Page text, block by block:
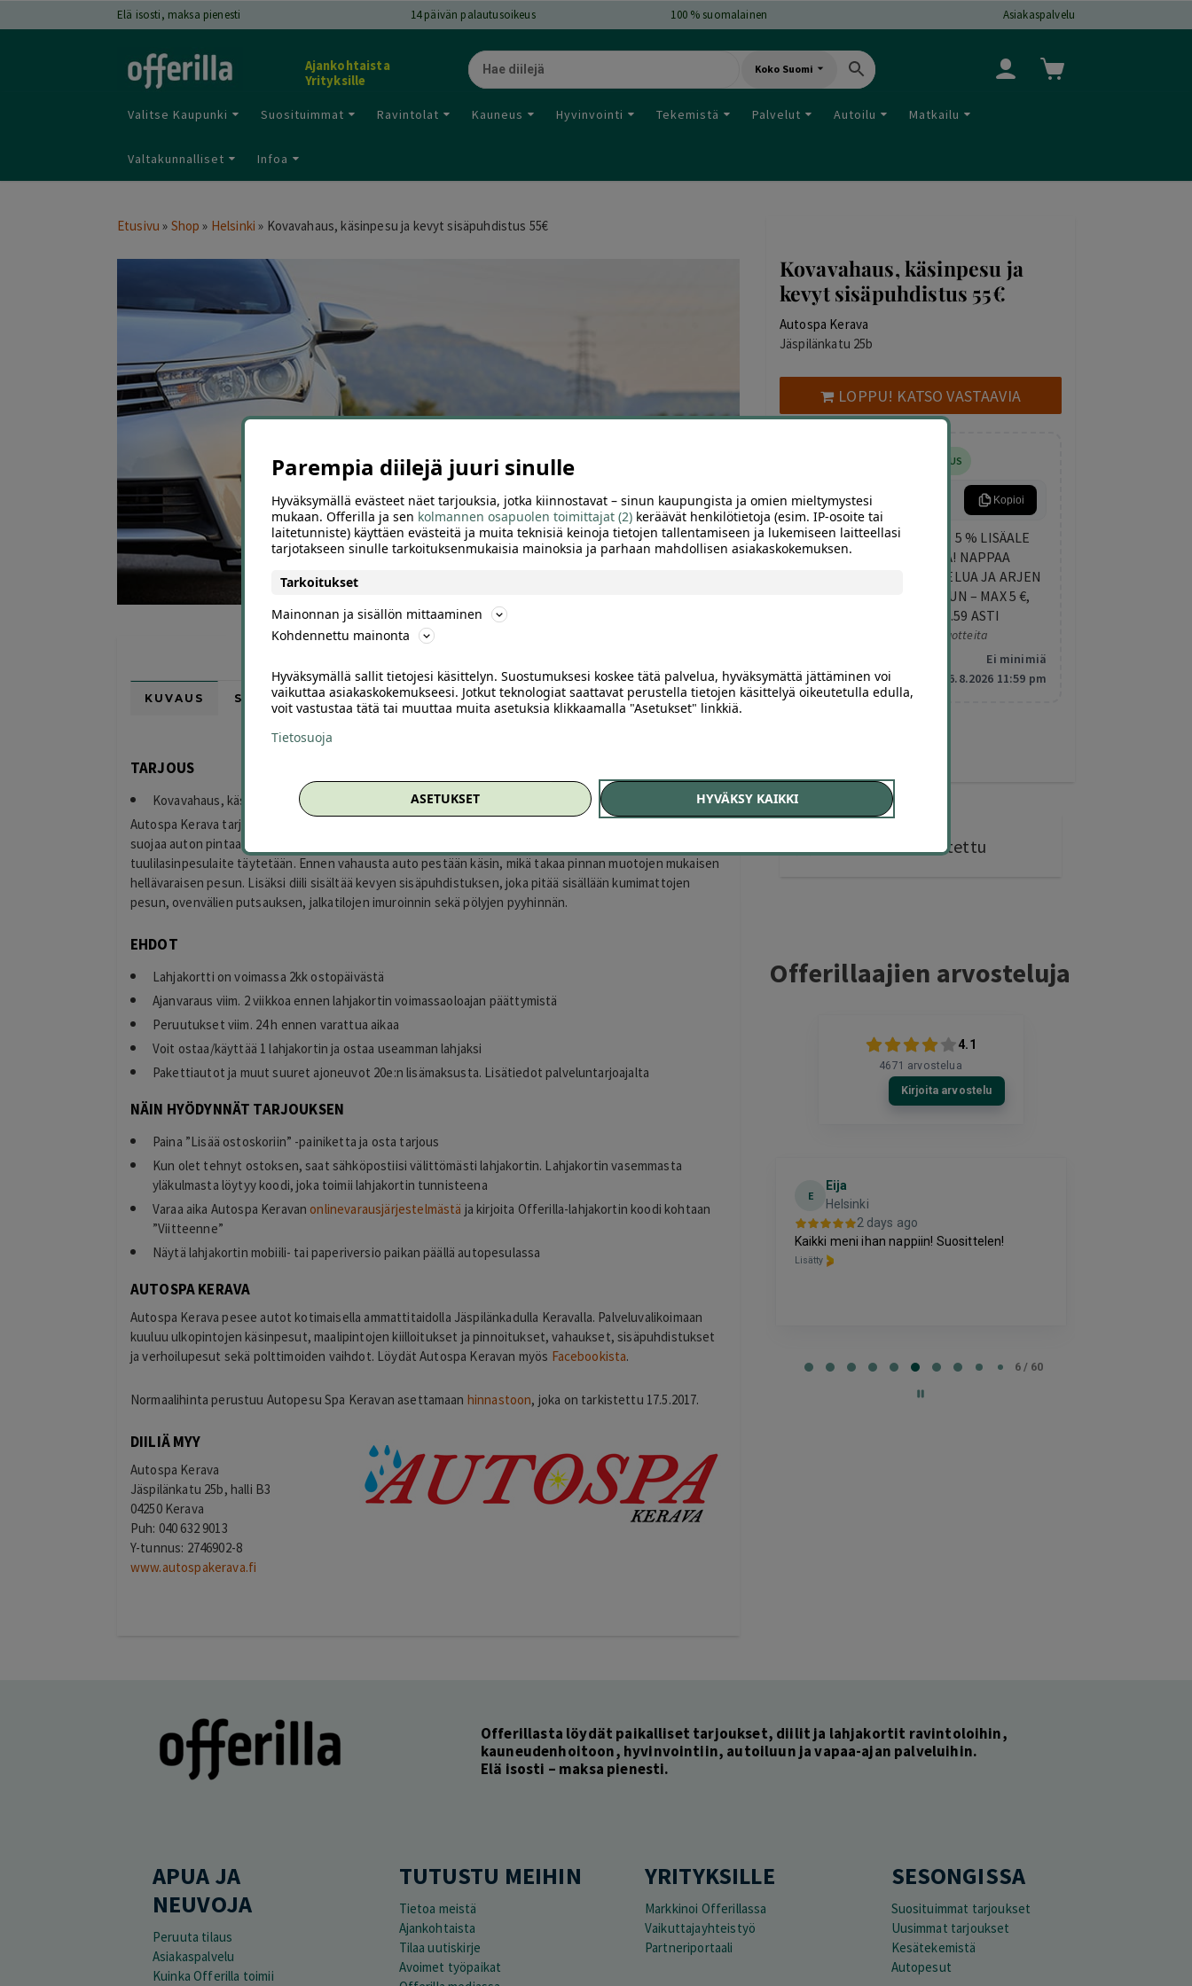
Elä isosti, maksa pienesti 14päivän palautusoikeus 100 % suomalainen Asiakaspalvelu
Ajankohtaista
Yrityksille
Koko Suomi
Valitse Kaupunki Suosituimmat Ravintolat Kauneus Hyvinvointi Tekemistä Palvelut Autoilu Matkailu
Valtakunnalliset Infoa
Etusivu » Shop » Helsinki » Kovavahaus, käsinpesu ja kevyt sisäpuhdistus 55€
KUVAUS SIJAINTI KARTALLA SUOSITTELE
TARJOUS
Kovavahaus, käsinpesu ja kevyt sisäpuhdistus 55€ (arvo 100€)
Autospa Kerava tarjoaa nyt auton kovavahauksen, käsinpesun ja kevyen sisäpuhdistuksen. Kovavahaus
suojaa auton pintaa ympäristöhaitoilta ja antaa lisäksi pinnalle kiiltoa. Vahauksen yhteydessä auton
tuulilasinpesulaite täytetään. Ennen vahausta auto pestään käsin, mikä takaa pinnan muotojen mukaisen
hellävaraisen pesun. Lisäksi diili sisältää kevyen sisäpuhdistuksen, joka pitää sisällään kumimattojen
pesun, ovenvälien putsauksen, jalkatilojen imuroinnin sekä pölyjen pyyhinnän.
EHDOT
Lahjakortti on voimassa 2kk ostopäivästä
Ajanvaraus viim. 2 viikkoa ennen lahjakortin voimassaoloajan päättymistä
Peruutukset viim. 24 h ennen varattua aikaa
Voit ostaa/käyttää 1 lahjakortin ja ostaa useamman lahjaksi
Pakettiautot ja muut suuret ajoneuvot 20e:n lisämaksusta. Lisätiedot palveluntarjoajalta
NÄIN HYÖDYNNÄT TARJOUKSEN
Paina ”Lisää ostoskoriin” -painiketta ja osta tarjous
Kun olet tehnyt ostoksen, saat sähköpostiisi välittömästi lahjakortin. Lahjakortin vasemmasta
yläkulmasta löytyy koodi, joka toimii lahjakortin tunnisteena
Varaa aika Autospa Keravanonlinevarausjärjestelmästä ja kirjoita Offerilla-lahjakortin koodi kohtaan
”Viitteenne”
Näytä lahjakortin mobiili- tai paperiversio paikan päällä autopesulassa
AUTOSPA KERAVA
Autospa Kerava pesee autot kotimaisella ammattitaidolla Jäspilänkadulla Keravalla. Palveluvalikoimaan
kuuluu ulkopintojen käsinpesut, maalipintojen kiilloitukset ja pinnoitukset, vahaukset, sisäpuhdistukset
ja verhoilupesut sekä polttimoiden vaihdot. Löydät Autospa Keravan myös Facebookista.
Normaalihinta perustuu Autopesu Spa Keravan asettamaan hinnastoon, joka on tarkistettu 17.5.2017.
DIILIÄ MYY
Autospa Kerava
Jäspilänkatu 25b, halli B3
04250 Kerava
Puh: 040 632 9013
Y-tunnus: 2746902-8
www.autospakerava.fi
Kovavahaus, käsinpesu ja
kevyt sisäpuhdistus 55€
Autospa Kerava
Jäspilänkatu 25b
LOPPU! KATSO VASTAAVIA
5% LISÄALENNUS
ARKIETU Kopioi
KESKIVIIKON LISÄETU: 5 % LISÄALE
KAIKISTA DIILEISTÄ! NAPPAA
TEKEMISTÄ, HEMMOTTELUA JA ARJEN
PIRISTYSTÄ ELOKUUHUN – MAX 5 €,
VOIMASSA KLO 23.59 ASTI
Koskee valittuja tuotteita
Ei minimiä
Vanhentuu:
6.8.2026 11:59 pm
4 kohdettaostettu
Offerillaajien arvosteluja
4.1
4671 arvostelua
Kirjoita arvostelu
timo
helsinki
Lisätty
Ylöjärvi
Lisätty
E
Eija
Helsinki
2 days ago
Kaikki meni ihan nappiin! Suosittelen!
Lisätty
6 / 60
Offerillasta löydät paikalliset tarjoukset, diilit ja lahjakortit ravintoloihin,
kauneudenhoitoon, hyvinvointiin, autoiluun ja vapaa-ajan palveluihin.
Elä isosti – maksa pienesti.
APUA JA
NEUVOJA
Peruuta tilaus
Asiakaspalvelu
Kuinka Offerilla toimii
TUTUSTU MEIHIN
Tietoa meistä
Ajankohtaista
Tilaa uutiskirje
Avoimet työpaikat
YRITYKSILLE
Markkinoi Offerillassa
Vaikuttajayhteistyö
Partneriportaali
SESONGISSA
Suosituimmat tarjoukset
Uusimmat tarjoukset
Kesätekemistä
Autopesut
Parempia diilejä juuri sinulle
Hyväksymällä evästeet näet tarjouksia, jotka kiinnostavat – sinun kaupungista ja omien mieltymystesi
mukaan. Offerilla ja sen kolmannen osapuolen toimittajat (2) keräävät henkilötietoja (esim. IP-osoite tai
laitetunniste) käyttäen evästeitä ja muita teknisiä keinoja tietojen tallentamiseen ja lukemiseen laitteellasi
tarjotakseen sinulle tarkoituksenmukaisia mainoksia ja parhaan mahdollisen asiakaskokemuksen.
Tarkoitukset
Mainonnan ja sisällön mittaaminen
Kohdennettu mainonta
Hyväksymällä sallit tietojesi käsittelyn. Suostumuksesi koskee tätä palvelua, hyväksymättä jättäminen voi
vaikuttaa asiakaskokemukseesi. Jotkut teknologiat saattavat perustella tietojen käsittelyä oikeutetulla edulla,
voit vastustaa tätä tai muuttaa muita asetuksia klikkaamalla "Asetukset" linkkiä.
Tietosuoja
ASETUKSET HYVÄKSY KAIKKI